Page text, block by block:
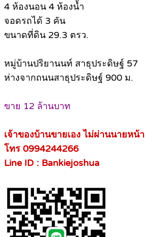
4 ห้องนอน 4 ห้องน้ำ
จอดรถได้ 3 คัน
ขนาดที่ดิน 29.3 ตรว.
หมู่บ้านปริยานนท์ สาธุประดิษฐ์ 57
ห่างจากถนนสาธุประดิษฐ์ 900 ม.
ขาย 12 ล้านบาท
เจ้าของบ้านขายเอง ไม่ผ่านนายหน้า
โทร 0994244266
Line ID : Bankiejoshua